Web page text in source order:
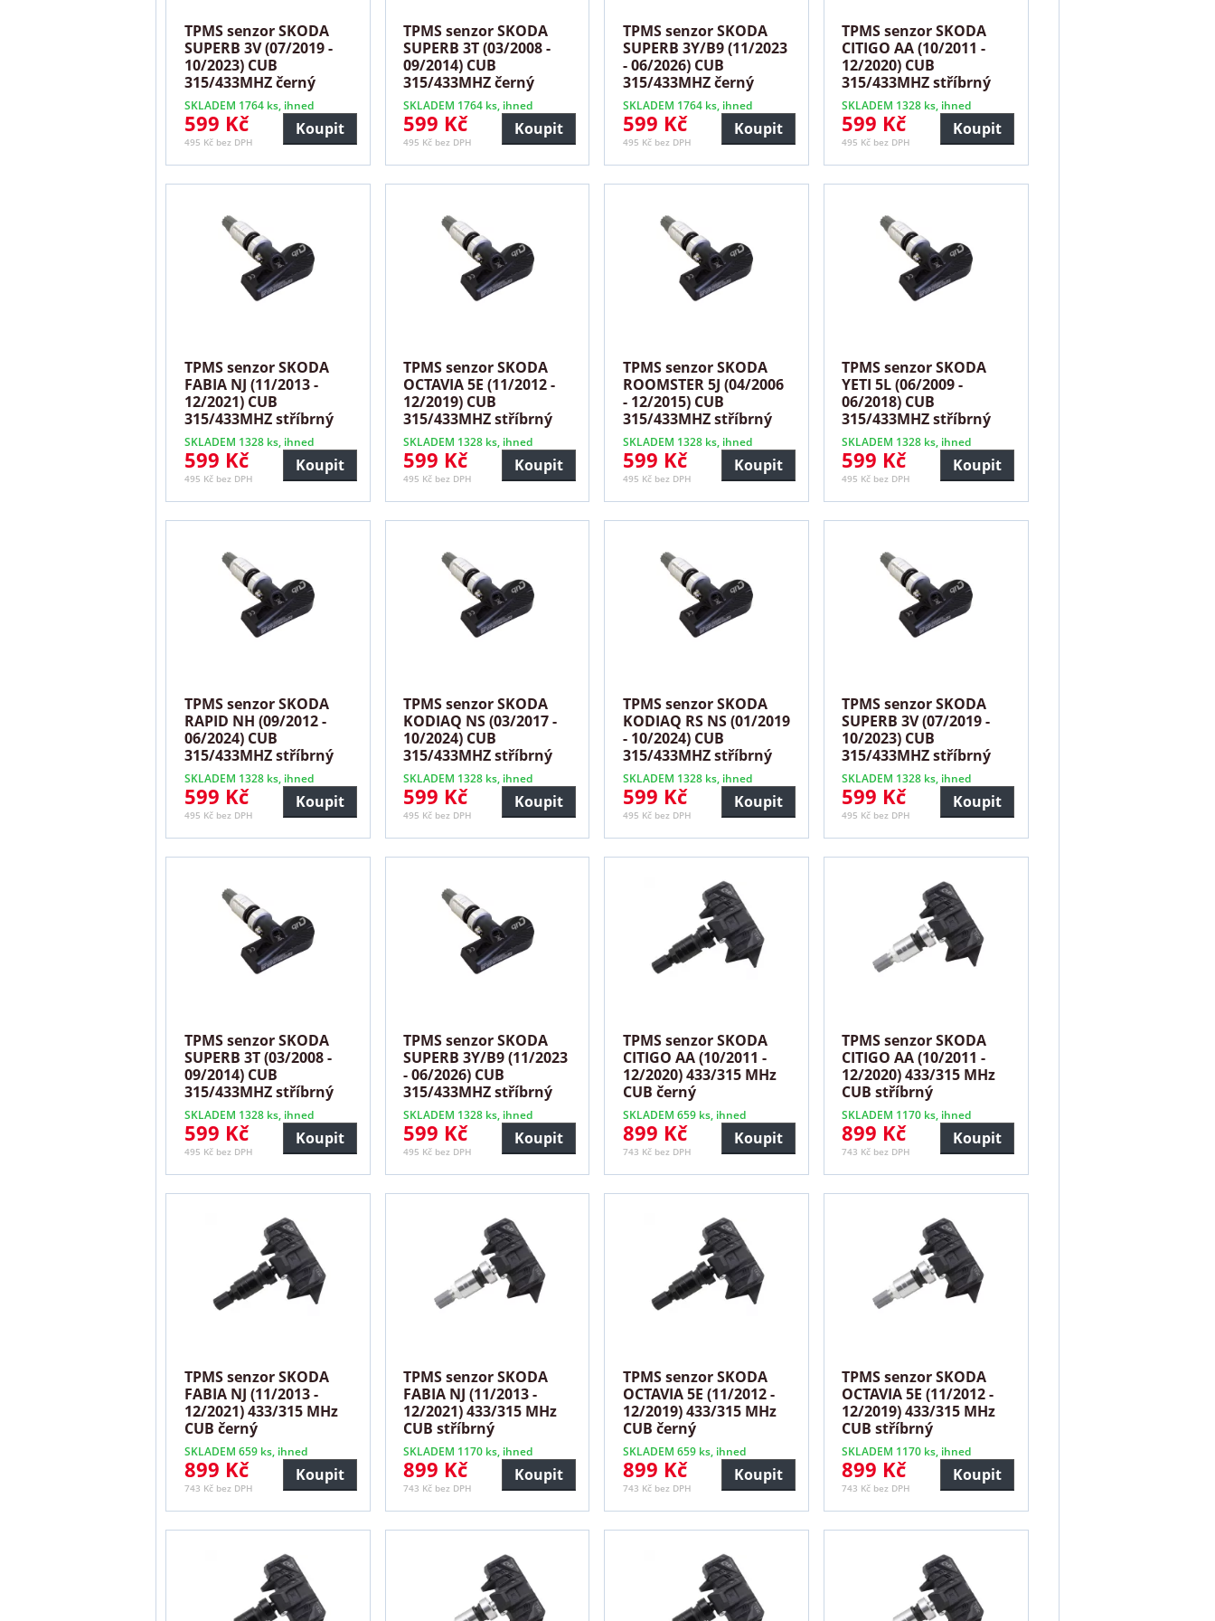
TPMS senzor SKODA
SUPERB 3V (07/2019 -
10/2023) CUB
315/433MHZ černý
SKLADEM 1764 ks, ihned
599 Kč
495 Kč bez DPH
Koupit
TPMS senzor SKODA
SUPERB 3T (03/2008 -
09/2014) CUB
315/433MHZ černý
SKLADEM 1764 ks, ihned
599 Kč
495 Kč bez DPH
Koupit
TPMS senzor SKODA
SUPERB 3Y/B9 (11/2023
- 06/2026) CUB
315/433MHZ černý
SKLADEM 1764 ks, ihned
599 Kč
495 Kč bez DPH
Koupit
TPMS senzor SKODA
CITIGO AA (10/2011 -
12/2020) CUB
315/433MHZ stříbrný
SKLADEM 1328 ks, ihned
599 Kč
495 Kč bez DPH
Koupit
TPMS senzor SKODA
FABIA NJ (11/2013 -
12/2021) CUB
315/433MHZ stříbrný
SKLADEM 1328 ks, ihned
599 Kč
495 Kč bez DPH
Koupit
TPMS senzor SKODA
OCTAVIA 5E (11/2012 -
12/2019) CUB
315/433MHZ stříbrný
SKLADEM 1328 ks, ihned
599 Kč
495 Kč bez DPH
Koupit
TPMS senzor SKODA
ROOMSTER 5J (04/2006
- 12/2015) CUB
315/433MHZ stříbrný
SKLADEM 1328 ks, ihned
599 Kč
495 Kč bez DPH
Koupit
TPMS senzor SKODA
YETI 5L (06/2009 -
06/2018) CUB
315/433MHZ stříbrný
SKLADEM 1328 ks, ihned
599 Kč
495 Kč bez DPH
Koupit
TPMS senzor SKODA
RAPID NH (09/2012 -
06/2024) CUB
315/433MHZ stříbrný
SKLADEM 1328 ks, ihned
599 Kč
495 Kč bez DPH
Koupit
TPMS senzor SKODA
KODIAQ NS (03/2017 -
10/2024) CUB
315/433MHZ stříbrný
SKLADEM 1328 ks, ihned
599 Kč
495 Kč bez DPH
Koupit
TPMS senzor SKODA
KODIAQ RS NS (01/2019
- 10/2024) CUB
315/433MHZ stříbrný
SKLADEM 1328 ks, ihned
599 Kč
495 Kč bez DPH
Koupit
TPMS senzor SKODA
SUPERB 3V (07/2019 -
10/2023) CUB
315/433MHZ stříbrný
SKLADEM 1328 ks, ihned
599 Kč
495 Kč bez DPH
Koupit
TPMS senzor SKODA
SUPERB 3T (03/2008 -
09/2014) CUB
315/433MHZ stříbrný
SKLADEM 1328 ks, ihned
599 Kč
495 Kč bez DPH
Koupit
TPMS senzor SKODA
SUPERB 3Y/B9 (11/2023
- 06/2026) CUB
315/433MHZ stříbrný
SKLADEM 1328 ks, ihned
599 Kč
495 Kč bez DPH
Koupit
TPMS senzor SKODA
CITIGO AA (10/2011 -
12/2020) 433/315 MHz
CUB černý
SKLADEM 659 ks, ihned
899 Kč
743 Kč bez DPH
Koupit
TPMS senzor SKODA
CITIGO AA (10/2011 -
12/2020) 433/315 MHz
CUB stříbrný
SKLADEM 1170 ks, ihned
899 Kč
743 Kč bez DPH
Koupit
TPMS senzor SKODA
FABIA NJ (11/2013 -
12/2021) 433/315 MHz
CUB černý
SKLADEM 659 ks, ihned
899 Kč
743 Kč bez DPH
Koupit
TPMS senzor SKODA
FABIA NJ (11/2013 -
12/2021) 433/315 MHz
CUB stříbrný
SKLADEM 1170 ks, ihned
899 Kč
743 Kč bez DPH
Koupit
TPMS senzor SKODA
OCTAVIA 5E (11/2012 -
12/2019) 433/315 MHz
CUB černý
SKLADEM 659 ks, ihned
899 Kč
743 Kč bez DPH
Koupit
TPMS senzor SKODA
OCTAVIA 5E (11/2012 -
12/2019) 433/315 MHz
CUB stříbrný
SKLADEM 1170 ks, ihned
899 Kč
743 Kč bez DPH
Koupit